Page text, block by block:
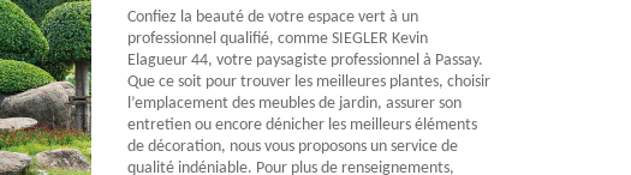
Confiez la beauté de votre espace vert à un
professionnel qualifié, comme SIEGLER Kevin
Elagueur 44, votre paysagiste professionnel à Passay.
Que ce soit pour trouver les meilleures plantes, choisir
l’emplacement des meubles de jardin, assurer son
entretien ou encore dénicher les meilleurs éléments
de décoration, nous vous proposons un service de
qualité indéniable. Pour plus de renseignements,